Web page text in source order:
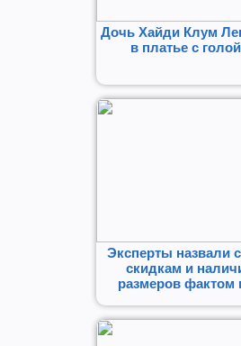
Дочь Хайди Клум
в платье с
Эксперты назвали
скидкам и
размеров фактом